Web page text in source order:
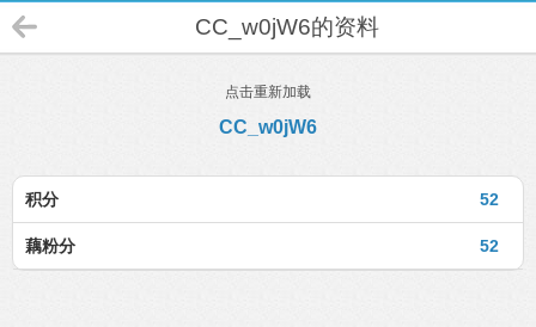
CC_w0jW6的资料
点击重新加载
CC_w0jW6
52
积分
52
藕粉分